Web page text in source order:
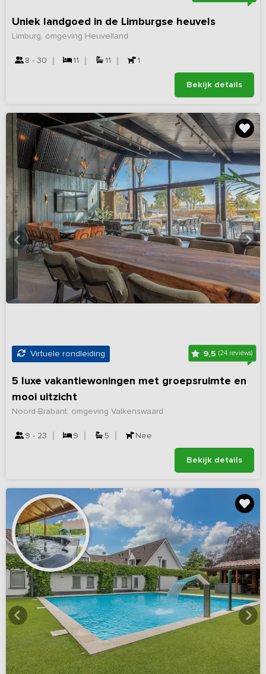
Uniek landgoed in de Limburgse heuvels
Limburg, omgeving Heuvelland
8 - 30 11 11 1
Bekijk details
Virtuele rondleiding 9,5(24 reviews)
5 luxe vakantiewoningen met groepsruimte en
mooi uitzicht
Noord-Brabant, omgeving Valkenswaard
9 - 23 9 5 Nee
Bekijk details